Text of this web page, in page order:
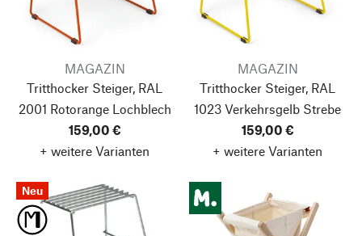
MAGAZIN
Tritthocker Steiger, RAL
2001 RotorangeLochblech
159,00 €
+ weitere Varianten
MAGAZIN
Tritthocker Steiger, RAL
1023 Verkehrsgelb Strebe
159,00 €
+ weitere Varianten
Neu